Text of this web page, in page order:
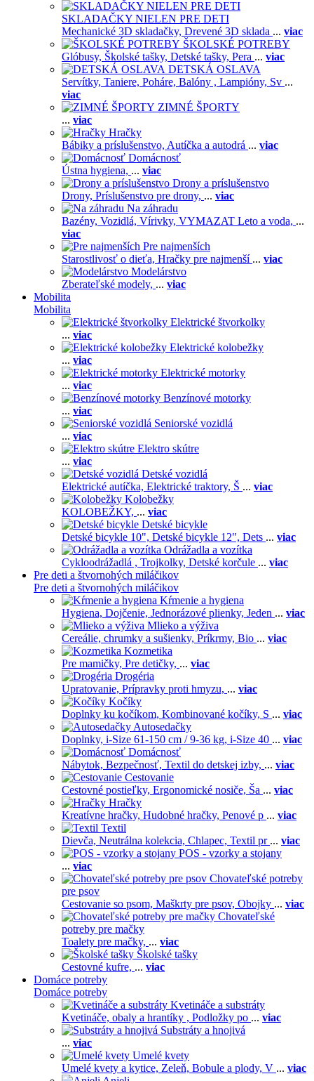
SKLADAČKY NIELEN PRE DETI
Mechanické 3D skladačky, Drevené 3D sklada ... viac
ŠKOLSKÉ POTREBY
Glóbusy, Školské tašky, Detské tašky, Pera ... viac
DETSKÁ OSLAVA
Servítky, Taniere, Poháre, Balóny , Lampióny, Sv ...
viac
ZIMNÉ ŠPORTY
... viac
Hračky
Bábiky a príslušenstvo, Autíčka a autodrá ... viac
Domácnosť
Ústna hygiena, ... viac
Drony a príslušenstvo
Drony, Príslušenstvo pre drony, ... viac
Na záhradu
Bazény, Vozidlá, Vírivky, VYMAZAT Leto a voda, ...
viac
Pre najmenších
Starostlivosť o dieťa, Hračky pre najmenší ... viac
Modelárstvo
Zberateľské modely, ... viac
Mobilita
Mobilita
Elektrické štvorkolky
... viac
Elektrické kolobežky
... viac
Elektrické motorky
... viac
Benzínové motorky
... viac
Seniorské vozidlá
... viac
Elektro skútre
... viac
Detské vozidlá
Elektrické autíčka, Elektrické traktory, Š ... viac
Kolobežky
KOLOBEŽKY, ... viac
Detské bicykle
Detské bicykle 10", Detské bicykle 12", Dets ... viac
Odrážadla a vozítka
Cykloodrážadlá , Trojkolky, Detské korčule ... viac
Pre deti a štvornohých miláčikov
Pre deti a štvornohých miláčikov
Kŕmenie a hygiena
Hygiena, Dojčenie, Jednorázové plienky, Jeden ... viac
Mlieko a výživa
Cereálie, chrumky a sušienky, Príkrmy, Bio ... viac
Kozmetika
Pre mamičky, Pre detičky, ... viac
Drogéria
Upratovanie, Prípravky proti hmyzu, ... viac
Kočíky
Doplnky ku kočíkom, Kombinované kočíky, S ... viac
Autosedačky
Doplnky, i-Size 61-150 cm / 9-36 kg, i-Size 40 ... viac
Domácnosť
Nábytok, Bezpečnosť, Textil do detskej izby, ... viac
Cestovanie
Cestovné postieľky, Ergonomické nosiče, Ša ... viac
Hračky
Kreatívne hračky, Hudobné hračky, Penové p ... viac
Textil
Dievča, Neutrálna kolekcia, Chlapec, Textil pr ... viac
POS - vzorky a stojany
... viac
Chovateľské potreby
pre psov
Cestovanie so psom, Maškrty pre psov, Obojky ... viac
Chovateľské
potreby pre mačky
Toalety pre mačky, ... viac
Školské tašky
Cestovné kufre, ... viac
Domáce potreby
Domáce potreby
Kvetináče a substráty
Kvetináče, obaly a hrantíky , Podložky po ... viac
Substráty a hnojivá
... viac
Umelé kvety
Umelé kvety a kytice, Zeleň, Bobule a plody, V ... viac